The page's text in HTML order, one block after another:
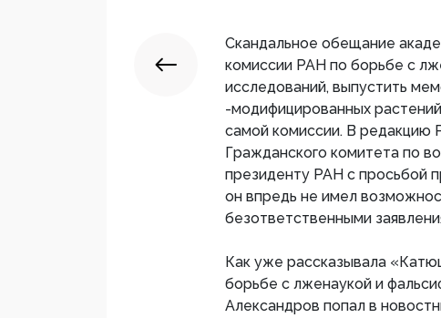
Скандальное обещание
комиссии РАН по борьбе с
исследований, выпустить
-модифицированных
самой комиссии. В
Гражданского комитета по
президенту РАН с просьбой
он впредь не имел
безответственными
Как уже рассказывала
борьбе с лженаукой и
Александров попал в